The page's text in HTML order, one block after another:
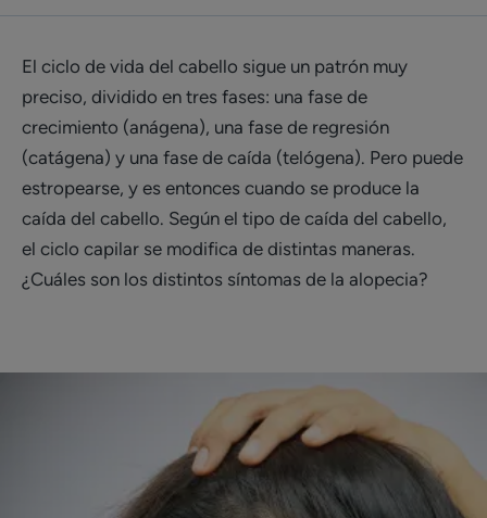
El ciclo de vida del cabello sigue un patrón muy
preciso, dividido en tres fases: una fase de
crecimiento (anágena), una fase de regresión
(catágena) y una fase de caída (telógena). Pero puede
estropearse, y es entonces cuando se produce la
caída del cabello. Según el tipo de caída del cabello,
el ciclo capilar se modifica de distintas maneras.
¿Cuáles son los distintos síntomas de la alopecia?